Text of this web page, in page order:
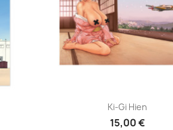
Aperçu rapide
Ki-Gi Hien
15,00 €